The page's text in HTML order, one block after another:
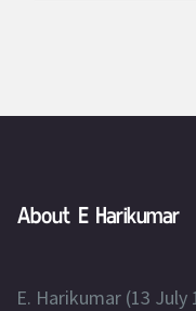
About E Harikumar
E. Harikumar (13 July